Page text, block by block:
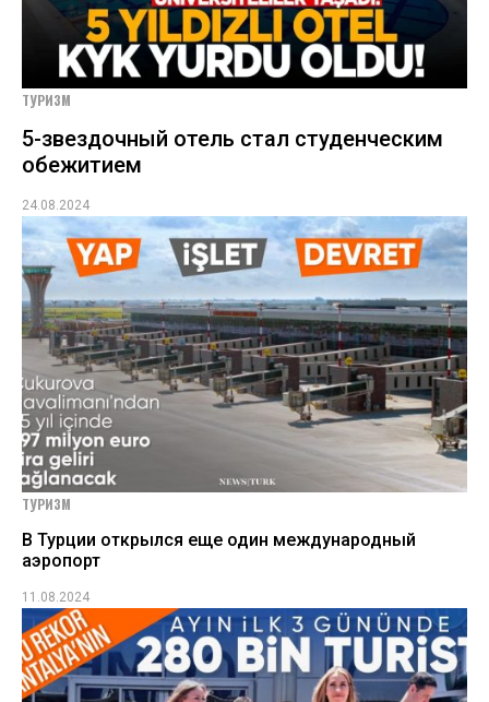
ТУРИЗМ
5-звездочный отель стал студенческим
обежитием
24.08.2024
ТУРИЗМ
В Турции открылся еще один международный
аэропорт
11.08.2024